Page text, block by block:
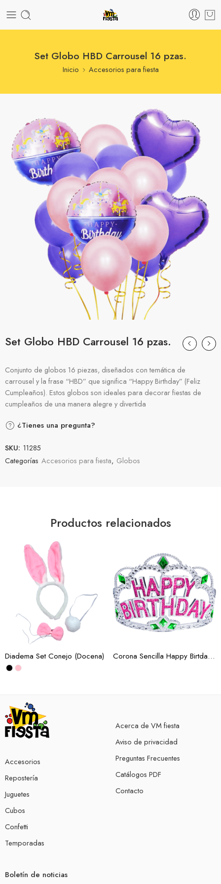
Set Globo HBD Carrousel 16 pzas.
Inicio Accesorios para fiesta
Set Globo HBD Carrousel 16 pzas.
Conjunto de globos 16 piezas, diseñados con temática de
carrousel y la frase “HBD” que significa “Happy Birthday” (Feliz
Cumpleaños). Estos globos son ideales para decorar fiestas de
cumpleaños de una manera alegre y divertida
¿Tienes una pregunta?
SKU: 11285
Categorías Accesorios para fiesta, Globos
Productos relacionados
Diadema Set Conejo (Docena)
Negro
Rosa
Corona Sencilla Happy Birtday (Docena)
Accesorios
Repostería
Juguetes
Cubos
Confetti
Temporadas
Acerca de VM fiesta
Aviso de privacidad
Preguntas Frecuentes
Catálogos PDF
Contacto
Boletín de noticias